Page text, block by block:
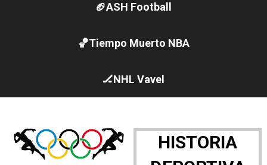
Canadá Open 2026
Mundial de MotoGP 2026 - GP Gran Bretaña
Canadian Elite Basketball League 2026 - Playoffs
Campeonato de Europa de high diving 2026 (París,
WWE NXT - Myles Borne y Tavion Heights ponen fin
🏈ASH Football
🏀Tiempo Muerto NBA
🏒NHL Vavel
HISTORIA